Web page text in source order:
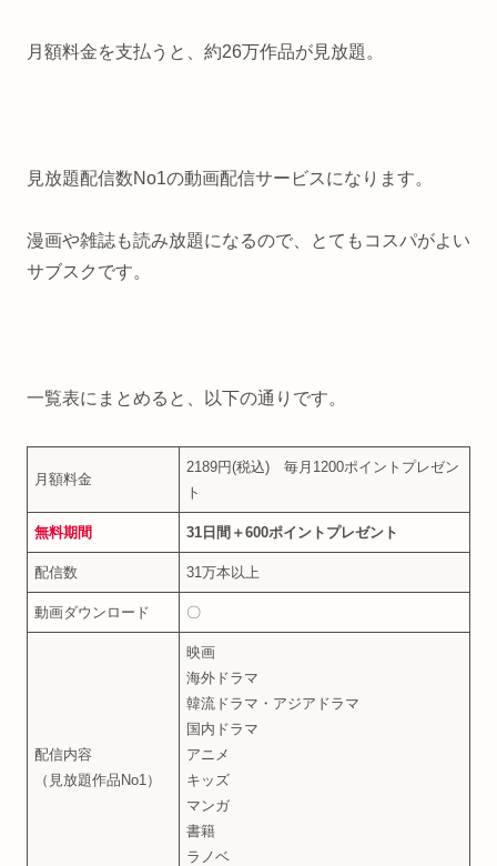
月額料金を支払うと、約26万作品が見放題。
見放題配信数No1の動画配信サービスになります。
漫画や雑誌も読み放題になるので、とてもコスパがよい
サブスクです。
一覧表にまとめると、以下の通りです。
月額料金
2189円(税込) 毎月1200ポイントプレゼン
ト
無料期間 31日間＋600ポイントプレゼント
配信数 31万本以上
動画ダウンロード 〇
配信内容
（見放題作品No1）
映画
海外ドラマ
韓流ドラマ・アジアドラマ
国内ドラマ
アニメ
キッズ
マンガ
書籍
ラノベ